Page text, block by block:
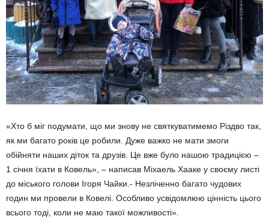
«Хто б міг подумати, що ми знову не святкуватимемо Різдво так,
як ми багато років це робили. Дуже важко не мати змоги
обійняти наших діток та друзів. Це вже було нашою традицією –
1 січня їхати в Ковель», – написав Міхаель Хааке у своєму листі
до міського голови Ігоря Чайки.- Незліченно багато чудових
годин ми провели в Ковелі. Особливо усвідомлюю цінність цього
всього тоді, коли не маю такої можливості».